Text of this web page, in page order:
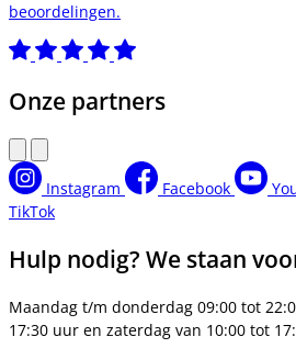
beoordelingen.
Onze partners
Instagram Facebook
TikTok
Hulp nodig? We staan
Maandag t/m donderdag 09:00 tot
17:30 uur en zaterdag van 10:00 tot